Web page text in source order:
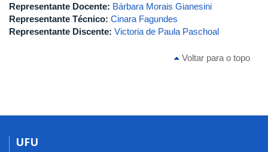
Representante Docente: Bárbara Morais Gianesini
Representante Técnico: Cinara Fagundes
Representante Discente: Victoria de Paula Paschoal
Voltar para o topo
UFU